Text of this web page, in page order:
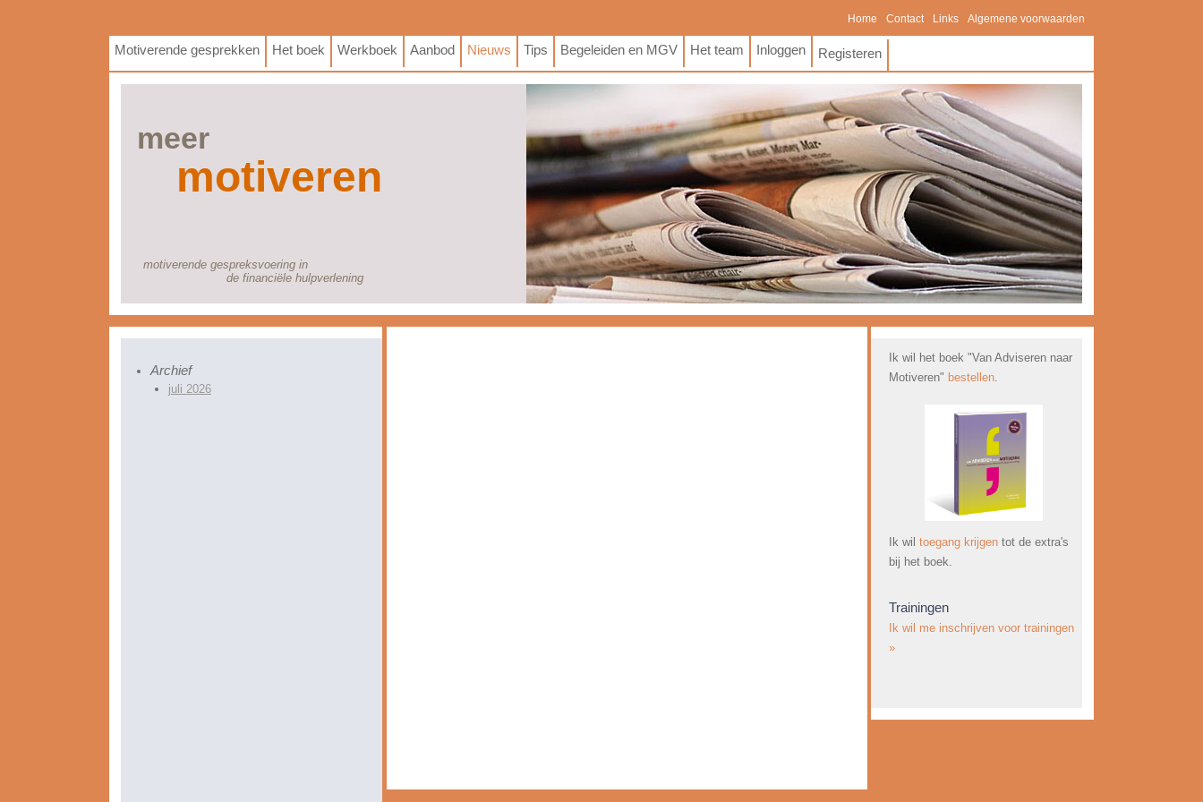
Home Contact Links Algemene voorwaarden
Motiverende gesprekken Het boek Werkboek Aanbod Nieuws Tips Begeleiden en MGV Het team Inloggen Registeren
meer
motiveren
motiverende gespreksvoering in
de financiële hulpverlening
Archief
juli 2026
Ik wil het boek "Van Adviseren naar
Motiveren" bestellen.
Ik wiltoegang krijgen tot de extra's
bij het boek.
Trainingen
Ik wil me inschrijven voor trainingen
»